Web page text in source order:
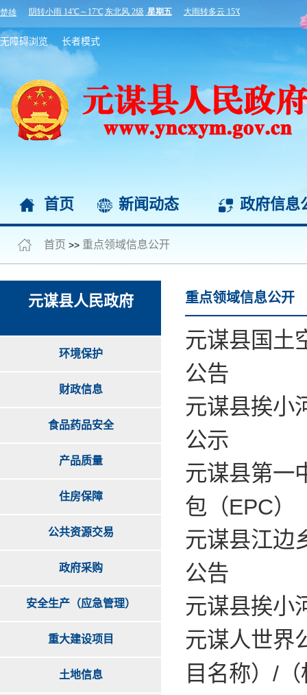
无障碍浏览 长者模式
首页 新闻动态 政府信息
首页 >> 重点领域信息公开
元谋县人民政府
环境保护
财政信息
食品药品安全
产品质量
住房保障
公共资源交易
政府采购
安全生产（应急管理）
重大建设项目
土地信息
重点领域信息公开
元谋县国土
公告
元谋县挨小
公示
元谋县第一
包（EPC）
元谋县江边
公告
元谋县挨小
元谋人世界
目名称）/